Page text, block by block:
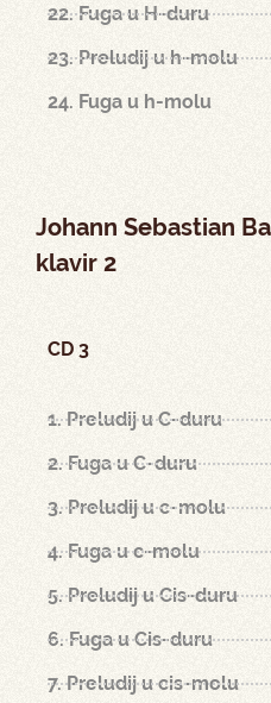
22. Fuga u H-duru
23. Preludij u h-molu
24. Fuga u h-molu
Johann Sebastian
klavir 2
CD 3
1. Preludij u C-duru
2. Fuga u C-duru
3. Preludij u c-molu
4. Fuga u c-molu
5. Preludij u Cis-duru
6. Fuga u Cis-duru
7. Preludij u cis-molu